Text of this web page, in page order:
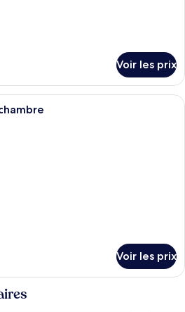
Voir les prix
Une chambre d’hôtel avec un lit,
Voir les prix